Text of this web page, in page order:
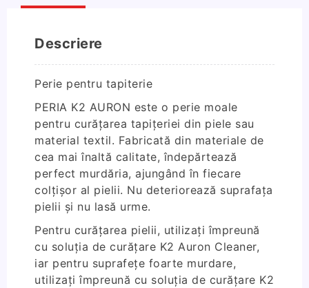
Descriere
Perie pentru tapiterie
PERIA K2 AURON este o perie moale
pentru curățarea tapițeriei din piele sau
material textil. Fabricată din materiale de
cea mai înaltă calitate, îndepărtează
perfect murdăria, ajungând în fiecare
colțișor al pielii. Nu deteriorează suprafața
pielii și nu lasă urme.
Pentru curățarea pielii, utilizați împreună
cu soluția de curățare K2 Auron Cleaner,
iar pentru suprafețe foarte murdare,
utilizați împreună cu soluția de curățare K2